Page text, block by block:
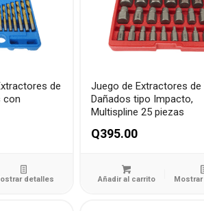
de
con
detalles
Juego de Extractores de
Dañados tipo Impacto,
Multispline 25 piezas
Q395.00
Añadir al carrito